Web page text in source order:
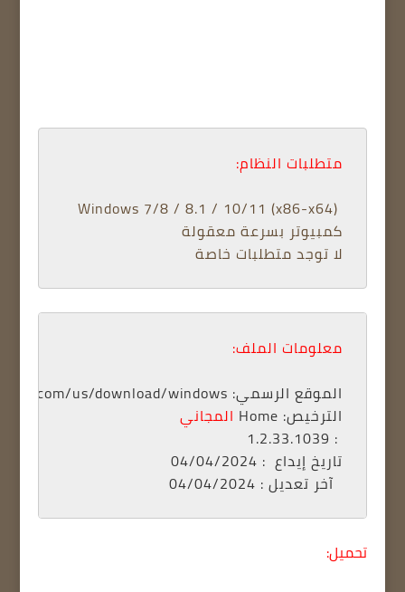
متطلبات النظام:
كمبيوتر بسرعة معقولة
لا توجد متطلبات خاصة
معلومات الملف:
الموقع الرسمي: www.spotify.com/us/download/windows
الترخيص: Home المجاني
: 1.2.33.1039
تاريخ إيداع
آخر تعديل : 04/04/2024
تحميل: